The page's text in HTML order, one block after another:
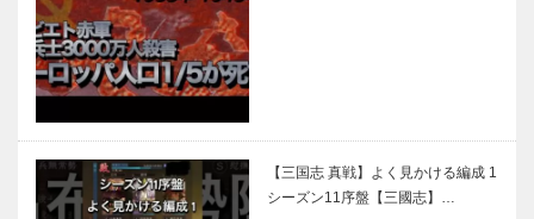
【三国志 真戦】よく見かける編成 1
シーズン11序盤【三國志】…